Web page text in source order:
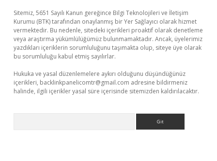
Sitemiz, 5651 Sayılı Kanun gereğince Bilgi Teknolojileri ve İletişim
Kurumu (BTK) tarafından onaylanmış bir Yer Sağlayıcı olarak hizmet
vermektedir. Bu nedenle, sitedeki içerikleri proaktif olarak denetleme
veya araştırma yükümlülüğümüz bulunmamaktadır. Ancak, üyelerimiz
yazdıkları içeriklerin sorumluluğunu taşımakta olup, siteye üye olarak
bu sorumluluğu kabul etmiş sayılırlar.
Hukuka ve yasal düzenlemelere aykırı olduğunu düşündüğünüz
içerikleri, backlinkpanelicomtr@gmail.com adresine bildirmeniz
halinde, ilgili içerikler yasal süre içerisinde sitemizden kaldırılacaktır.